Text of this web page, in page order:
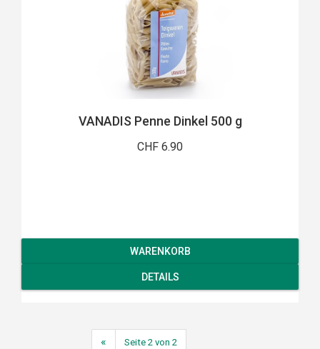
VANADIS Penne Dinkel 500 g
CHF 6.90
WARENKORB
DETAILS
« Seite 2 von 2